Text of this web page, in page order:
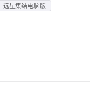
远星集结电脑版